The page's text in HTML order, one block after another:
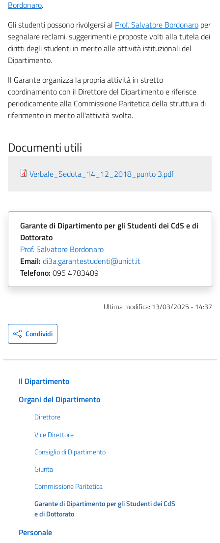
Bordonaro.
Gli studenti possono rivolgersi al Prof. Salvatore Bordonaro per
segnalare reclami, suggerimenti e proposte volti alla tutela dei
diritti degli studenti in merito alle attività istituzionali del
Dipartimento.
Il Garante organizza la propria attività in stretto
coordinamento con il Direttore del Dipartimento e riferisce
periodicamente alla Commissione Paritetica della struttura di
riferimento in merito all'attività svolta.
Documenti utili
Verbale_Seduta_14_12_2018_punto 3.pdf
Garante di Dipartimento per gli Studenti dei CdS e di
Dottorato
Prof. Salvatore Bordonaro
Email: di3a.garantestudenti@unict.it
Telefono: 095 4783489
Ultima modifica: 13/03/2025 - 14:37
Condividi
Il Dipartimento
Organi del Dipartimento
Direttore
Vice Direttore
Consiglio di Dipartimento
Giunta
Commissione Paritetica
Garante di Dipartimento per gli Studenti dei CdS
e di Dottorato
Personale